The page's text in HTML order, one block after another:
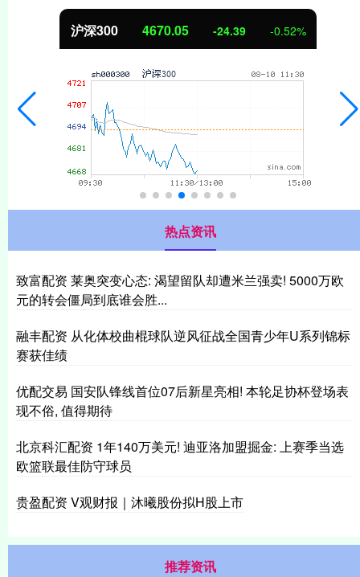
北证50 1125.45 -8.79 -0.78%
热点资讯
致富配资 莱奥突变心态: 渴望留队却遭米兰强卖! 5000万欧
元的转会僵局到底谁会胜...
融丰配资 从化体校曲棍球队逆风征战全国青少年U系列锦标
赛获佳绩
优配交易 国安队锋线首位07后新星亮相! 本轮足协杯登场表
现不俗, 值得期待
北京科汇配资 1年140万美元! 迪亚洛加盟掘金: 上赛季当选
欧篮联最佳防守球员
贵盈配资 V观财报｜沐曦股份拟H股上市
推荐资讯